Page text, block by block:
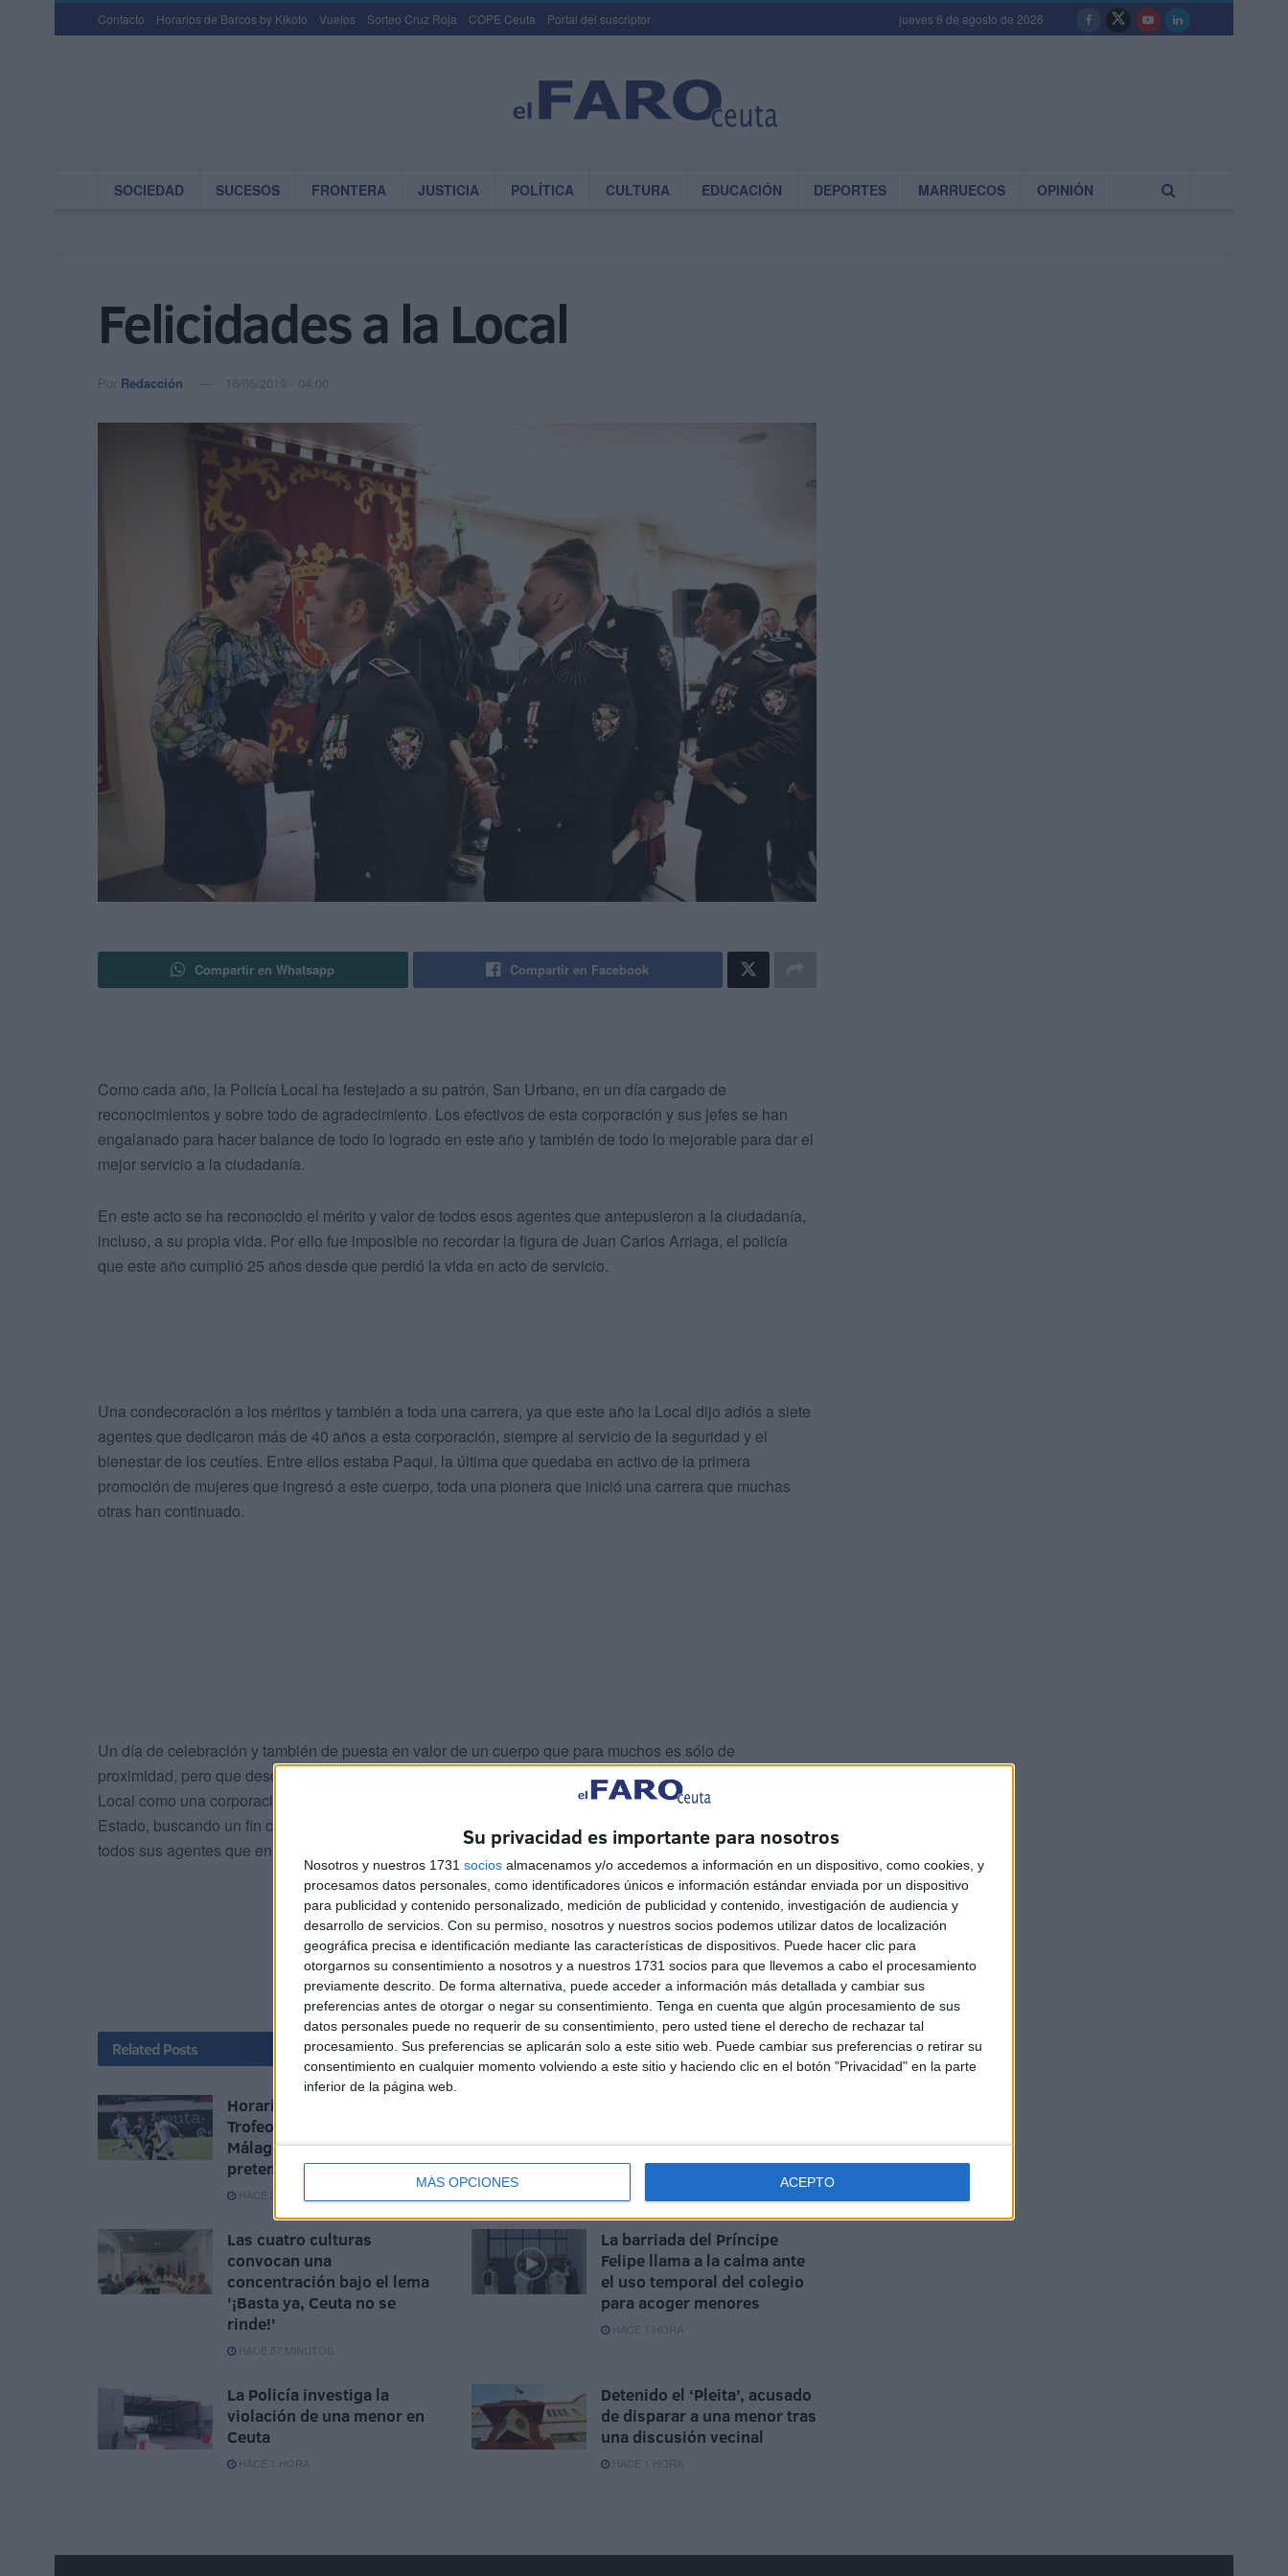
Su privacidad es importante para nosotros
Nosotros y nuestros 1731 socios almacenamos y/o accedemos a información en un dispositivo, como cookies, y
procesamos datos personales, como identificadores únicos e información estándar enviada por un dispositivo
para publicidad y contenido personalizado, medición de publicidad y contenido, investigación de audiencia y
desarrollo de servicios. Con su permiso, nosotros y nuestros socios podemos utilizar datos de localización
geográfica precisa e identificación mediante las características de dispositivos. Puede hacer clic para
otorgarnos su consentimiento a nosotros y a nuestros 1731 socios para que llevemos a cabo el procesamiento
previamente descrito. De forma alternativa, puede acceder a información más detallada y cambiar sus
preferencias antes de otorgar o negar su consentimiento. Tenga en cuenta que algún procesamiento de sus
datos personales puede no requerir de su consentimiento, pero usted tiene el derecho de rechazar tal
procesamiento. Sus preferencias se aplicarán solo a este sitio web. Puede cambiar sus preferencias o retirar su
consentimiento en cualquier momento volviendo a este sitio y haciendo clic en el botón "Privacidad" en la parte
inferior de la página web.
MÁS OPCIONES ACEPTO
Contacto Horarios de Barcos by Kikoto Vuelos Sorteo Cruz Roja COPE Ceuta Portal del suscriptor jueves 6 de agosto de 2026
SOCIEDAD SUCESOS FRONTERA JUSTICIA POLÍTICA CULTURA EDUCACIÓN DEPORTES MARRUECOS OPINIÓN
Felicidades a la Local
Por Redacción 16/05/2019 - 04:00
Compartir en Whatsapp Compartir en Facebook
Como cada año, la Policía Local ha festejado a su patrón, San Urbano, en un día cargado de
reconocimientos y sobre todo de agradecimiento. Los efectivos de esta corporación y sus jefes se han
engalanado para hacer balance de todo lo logrado en este año y también de todo lo mejorable para dar el
mejor servicio a la ciudadanía.
En este acto se ha reconocido el mérito y valor de todos esos agentes que antepusieron a la ciudadanía,
incluso, a su propia vida. Por ello fue imposible no recordar la figura de Juan Carlos Arriaga, el policía
que este año cumplió 25 años desde que perdió la vida en acto de servicio.
Una condecoración a los méritos y también a toda una carrera, ya que este año la Local dijo adiós a siete
agentes que dedicaron más de 40 años a esta corporación, siempre al servicio de la seguridad y el
bienestar de los ceutíes. Entre ellos estaba Paqui, la última que quedaba en activo de la primera
promoción de mujeres que ingresó a este cuerpo, toda una pionera que inició una carrera que muchas
otras han continuado.
Un día de celebración y también de puesta en valor de un cuerpo que para muchos es sólo de
proximidad, pero que desde hace unos años ha ido adquiriendo competencias que ha ensalzado a la
Local como una corporación que trabaja mano a mano con las Fuerzas y Cuerpos de Seguridad del
Estado, buscando un fin común, procurar la seguridad de Ceuta. Un trabajo arduo que cumplen cada día
todos sus agentes que en este día merecen una felicitación por el trabajo prestado a nuestra ciudad.
Related Posts
Horario y dónde ver el XII
Trofeo de Feria: un Ceuta-
Málaga para terminar la
pretemporada
HACE 21 MINUTOS
despliegue policial en todas
las barriadas
Las cuatro culturas
convocan una
concentración bajo el lema
'¡Basta ya, Ceuta no se
rinde!'
HACE 57 MINUTOS
La barriada del Príncipe
Felipe llama a la calma ante
el uso temporal del colegio
para acoger menores
HACE 1 HORA
La Policía investiga la
violación de una menor en
Ceuta
HACE 1 HORA
Detenido el ‘Pleita’, acusado
de disparar a una menor tras
una discusión vecinal
HACE 1 HORA